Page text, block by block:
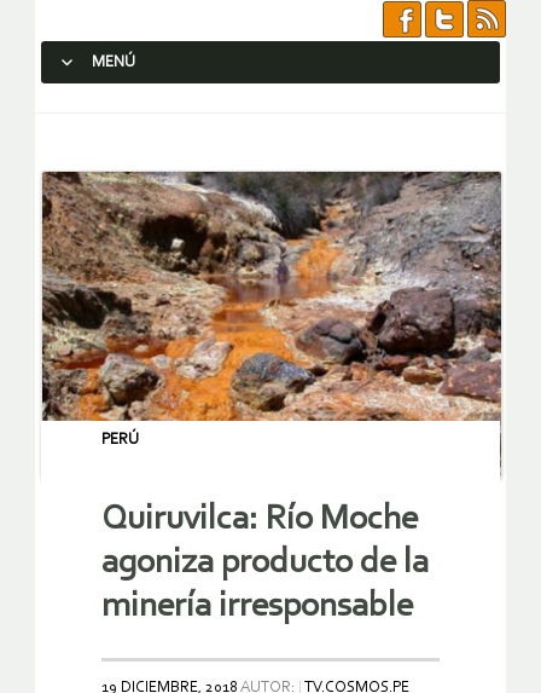
MENÚ
PERÚ
Quiruvilca: Río Moche
agoniza producto de la
minería irresponsable
19 DICIEMBRE, 2018 AUTOR: TV.COSMOS.PE